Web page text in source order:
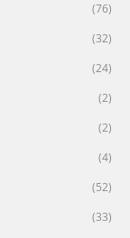
(76)
(32)
(24)
(2)
(2)
(4)
(52)
(33)